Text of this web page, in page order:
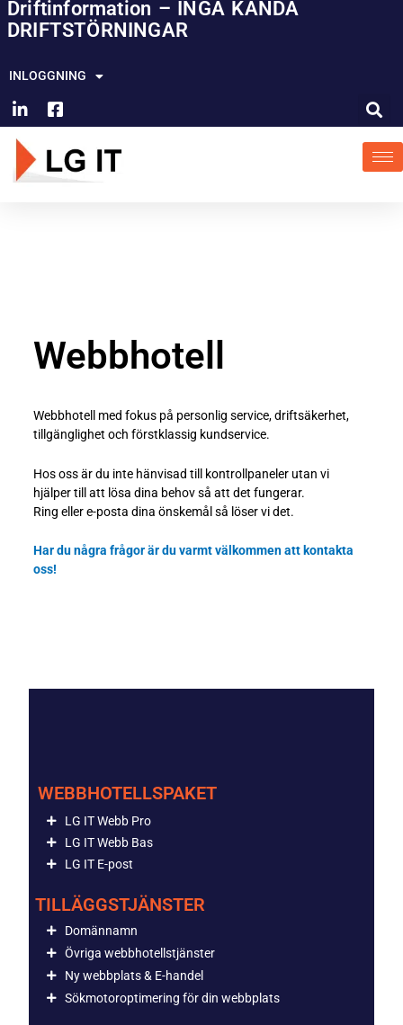
Hoppa
till
INLOGGNING
Driftinformation – INGA KÄNDA
DRIFTSTÖRNINGAR
Webbhotell
Webbhotell med fokus på personlig service, driftsäkerhet,
tillgänglighet och förstklassig kundservice.
Hos oss är du inte hänvisad till kontrollpaneler utan vi
hjälper till att lösa dina behov så att det fungerar.
Ring eller e-posta dina önskemål så löser vi det.
Har du några frågor är du varmt välkommen att kontakta
oss!
WEBBHOTELLSPAKET
LG IT Webb Pro
LG IT Webb Bas
LG IT E-post
TILLÄGGSTJÄNSTER
Domännamn
Övriga webbhotellstjänster
Ny webbplats & E-handel
Sökmotoroptimering för din webbplats